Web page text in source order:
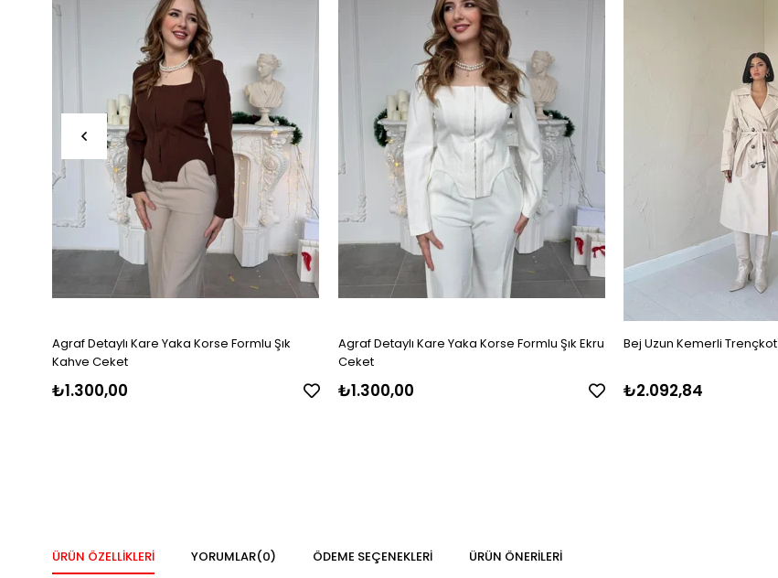
Agraf Detaylı Kare Yaka Korse Formlu Şık
Kahve Ceket
₺1.300,00
Agraf Detaylı Kare Yaka Korse Formlu Şık Ekru
Ceket
₺1.300,00
Bej Uzun Kemerli Trençkot
₺2.092,84
ÜRÜN ÖZELLIKLERI YORUMLAR(0) ÖDEME SEÇENEKLERI ÜRÜN ÖNERILERI